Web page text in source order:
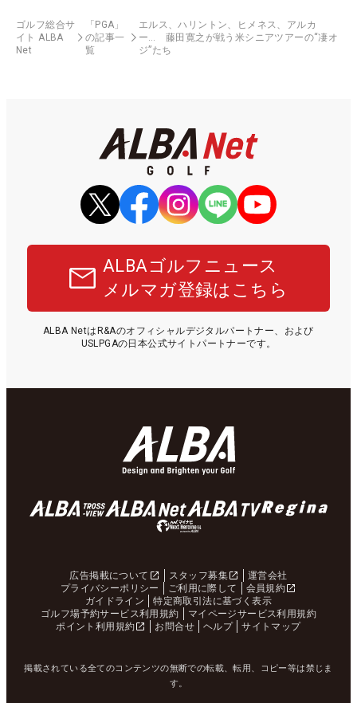
ゴルフ総合サ
イト ALBA
Net
「PGA」
の記事一
覧
エルス、ハリントン、ヒメネス、アルカ
ー… 藤田寛之が戦う米シニアツアーの“凄オ
ジ”たち
ALBAゴルフニュース
メルマガ登録はこちら
ALBA NetはR&Aのオフィシャルデジタルパートナー、および
USLPGAの日本公式サイトパートナーです。
広告掲載について スタッフ募集
運営会社
プライバシーポリシー
ご利用に際して
会員規約
ガイドライン
特定商取引法に基づく表示
ゴルフ場予約サービス利用規約
マイページサービス利用規約
ポイント利用規約
お問合せ ヘルプ サイトマップ
掲載されている全てのコンテンツの無断での転載、転用、コピー等は禁じま
す。